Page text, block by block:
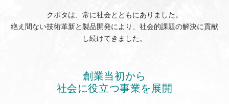
クボタは、常に社会とともにありました。
絶え間ない技術革新と製品開発により、社会的課題の解決に貢献
し続けてきました。
創業当初から
社会に役立つ事業を展開